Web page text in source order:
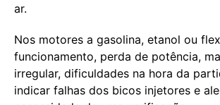
ar.
Nos motores a gasolina, etanol ou
funcionamento, perda de potência,
irregular, dificuldades na hora da
indicar falhas dos bicos injetores e